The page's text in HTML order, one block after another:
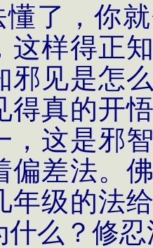
懂了，你
这样得正
邪见是怎
得真的开
，这是邪
偏差法。
年级的法
什么？修